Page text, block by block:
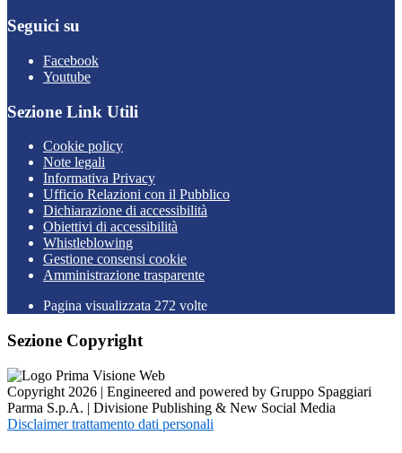
Seguici su
Facebook
Youtube
Sezione Link Utili
Cookie policy
Note legali
Informativa Privacy
Ufficio Relazioni con il Pubblico
Dichiarazione di accessibilità
Obiettivi di accessibilità
Whistleblowing
Gestione consensi cookie
Amministrazione trasparente
Pagina visualizzata 272 volte
Sezione Copyright
Copyright 2026 | Engineered and powered by Gruppo Spaggiari
Parma S.p.A. | Divisione Publishing & New Social Media
Disclaimer trattamento dati personali